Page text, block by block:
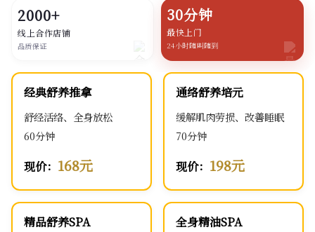
2000+
线上合作店铺
品质保证
30分钟
最快上门
24小时随叫随到
经典舒养推拿
舒经活络、全身放松
60分钟
现价： 168元
通络舒养培元
缓解肌肉劳损、改善睡眠
70分钟
现价： 198元
精品舒养SPA 全身精油SPA